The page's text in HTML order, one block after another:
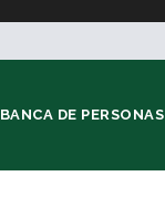
BANCA DE PERSONAS